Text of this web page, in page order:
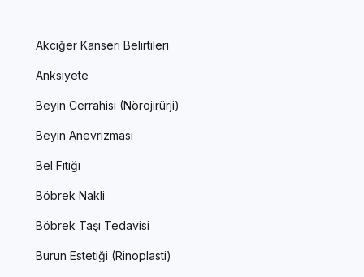
Akciğer Kanseri Belirtileri
Anksiyete
Beyin Cerrahisi (Nörojirürji)
Beyin Anevrizması
Bel Fıtığı
Böbrek Nakli
Böbrek Taşı Tedavisi
Burun Estetiği (Rinoplasti)